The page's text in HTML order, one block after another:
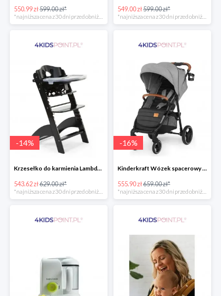
550.99 zł599.00 zł* 549.00 zł599.00 zł*
-14%
Krzesełko do karmienia Lambda 3 Black Childhome
543.62 zł629.00 zł*
*najniższa cena z 30 dni przed obniżką
-16%
Kinderkraft Wózek spacerowy Grande LX
555.90 zł659.00 zł*
*najniższa cena z 30 dni przed obniżką